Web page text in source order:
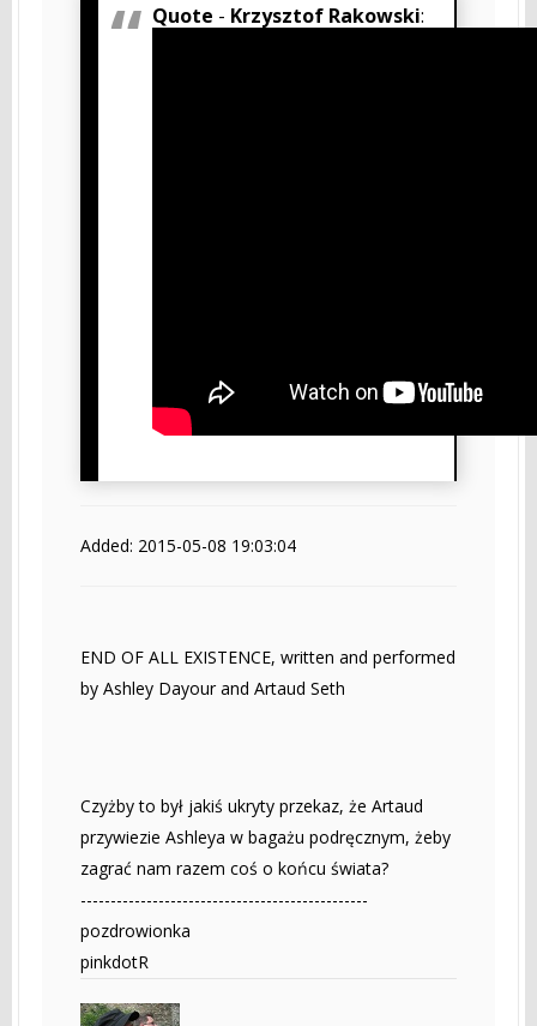
Quote - Krzysztof Rakowski:
Added: 2015-05-08 19:03:04
END OF ALL EXISTENCE, written and performed
by Ashley Dayour and Artaud Seth
Czyżby to był jakiś ukryty przekaz, że Artaud
przywiezie Ashleya w bagażu podręcznym, żeby
zagrać nam razem coś o końcu świata?
------------------------------------------------
pozdrowionka
pinkdotR